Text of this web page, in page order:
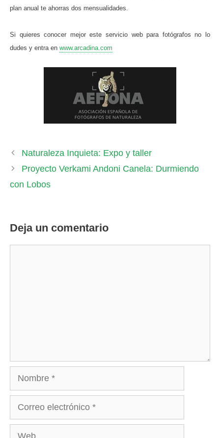
plan anual te ahorras dos mensualidades.
Si quieres conocer mejor este servicio web para fotógrafos no lo
dudes y entra en www.arcadina.com
Naturaleza Inquieta: Expo y taller
Proyecto Verkami Andoni Canela: Durmiendo
con Lobos
Deja un comentario